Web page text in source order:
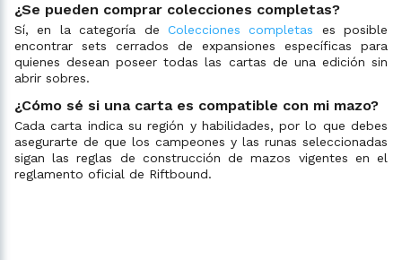
¿Se pueden comprar colecciones completas?
Sí, en la categoría de Colecciones completas es posible
encontrar sets cerrados de expansiones específicas para
quienes desean poseer todas las cartas de una edición sin
abrir sobres.
¿Cómo sé si una carta es compatible con mi mazo?
Cada carta indica su región y habilidades, por lo que debes
asegurarte de que los campeones y las runas seleccionadas
sigan las reglas de construcción de mazos vigentes en el
reglamento oficial de Riftbound.